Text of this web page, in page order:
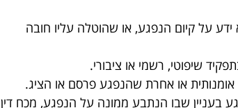
על קיום הנפגע, או שהוטלה עליו חובה
שיפוטי, רשמי או ציבורי.
או אחרת שהנפגע פרסם או הציג.
שבו הנתבע ממונה על הנפגע, מכח דין